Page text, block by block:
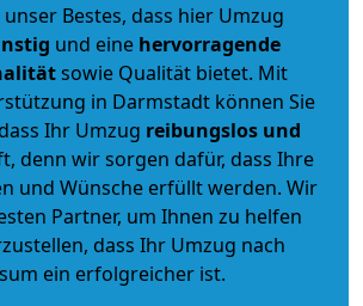
Bestes, dass hier Umzug
und eine hervorragende
sowie Qualität bietet. Mit
in Darmstadt können Sie
Ihr Umzug reibungslos und
denn wir sorgen dafür, dass Ihre
und Wünsche erfüllt werden. Wir
Partner, um Ihnen zu helfen
dass Ihr Umzug nach
ein erfolgreicher ist.